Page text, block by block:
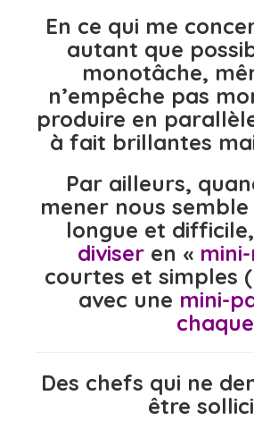
En ce qui me
autant que
monotâche,
n’empêche pas
produire en
à fait brillantes
Par ailleurs,
mener nous
longue et
diviser en «
courtes et simples
avec une mini-
chaque
Des chefs qui ne
être